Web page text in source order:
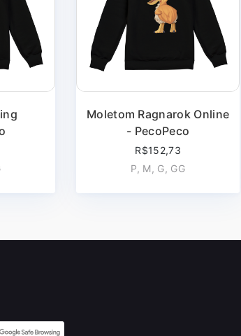
Moletom Ragnarok Online
- PecoPeco
R$152,73
P, M, G, GG